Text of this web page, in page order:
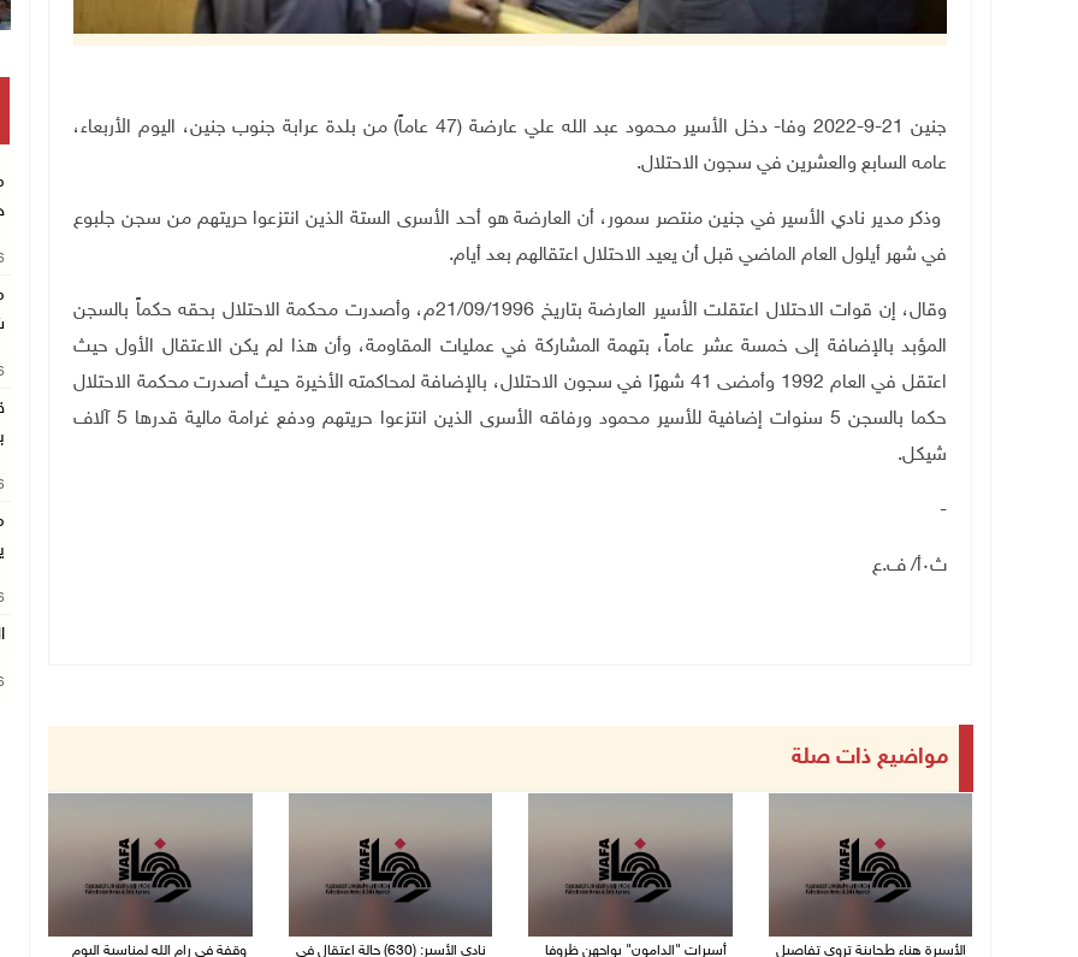
جنين 21-9-2022 وفا-
دخل الأسير محمود عبد الله علي عارضة (47 عاماً) من بلدة عرابة جنوب جنين، اليوم الأربعاء،
عامه السابع والعشرين في سجون الاحتلال.
وذكر مدير نادي الأسير في جنين منتصر سمور، أن العارضة هو أحد الأسرى الستة الذين انتزعوا حريتهم من سجن جلبوع
في شهر أيلول العام الماضي قبل أن يعيد الاحتلال اعتقالهم بعد أيام.
وقال، إن قوات الاحتلال اعتقلت الأسير العارضة بتاريخ 21/09/1996م، وأصدرت محكمة الاحتلال بحقه حكماً بالسجن
المؤبد بالإضافة إلى خمسة عشر عاماً، بتهمة المشاركة في عمليات المقاومة، وأن هذا لم يكن الاعتقال الأول حيث
اعتقل في العام 1992 وأمضى 41 شهرًا في سجون الاحتلال، بالإضافة لمحاكمته الأخيرة حيث أصدرت محكمة الاحتلال
حكما بالسجن 5 سنوات إضافية للأسير محمود ورفاقه الأسرى الذين انتزعوا حريتهم ودفع غرامة مالية قدرها 5 آلاف
شيكل.
-
ث٠أ/ ف.ع
مواضيع ذات صلة
الأسيرة هناء طحاينة تروي تفاصيل أسيرات "الدامون" يواجهن ظروفا نادي الأسير: (630) حالة اعتقال في وقفة في رام الله لمناسبة اليوم